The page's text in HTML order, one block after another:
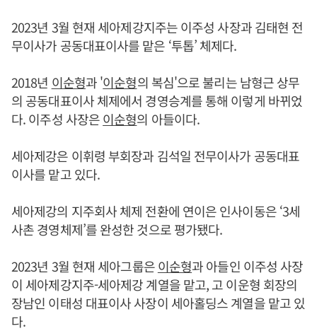
2023년 3월 현재 세아제강지주는 이주성 사장과 김태현 전
무이사가 공동대표이사를 맡은 ‘투톱’ 체제다.
2018년 이순형과 '이순형의 복심'으로 불리는 남형근 상무
의 공동대표이사 체제에서 경영승계를 통해 이렇게 바뀌었
다. 이주성 사장은이순형의 아들이다.
세아제강은 이휘령 부회장과 김석일 전무이사가 공동대표
이사를 맡고 있다.
세아제강의 지주회사 체제 전환에 연이은 인사이동은 ‘3세
사촌 경영체제’를 완성한 것으로 평가됐다.
2023년 3월 현재 세아그룹은이순형과 아들인 이주성 사장
이 세아제강지주-세아제강 계열을 맡고, 고 이운형 회장의
장남인 이태성 대표이사 사장이 세아홀딩스 계열을 맡고 있
다.